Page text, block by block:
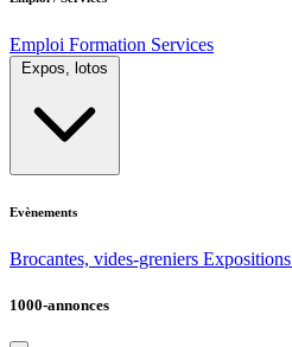
Emploi Formation Services
Expos, lotos
Evènements
Brocantes, vides-greniers Expositions
1000-annonces